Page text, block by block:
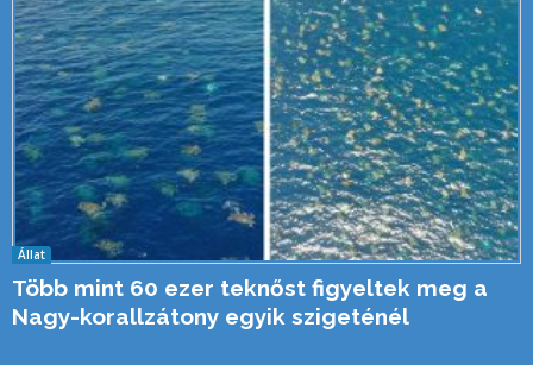
Állat
Több mint 60 ezer teknőst figyeltek meg a
Nagy-korallzátony egyik szigeténél